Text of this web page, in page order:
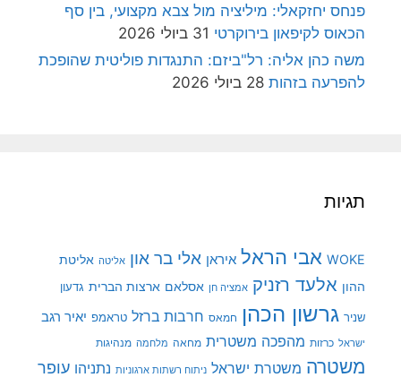
פנחס יחזקאלי: מיליציה מול צבא מקצועי, בין סף
הכאוס לקיפאון בירוקרטי 31 ביולי 2026
משה כהן אליה: רל"ביזם: התנגדות פוליטית שהופכת
להפרעה בזהות 28 ביולי 2026
תגיות
WOKE אבי הראל איראן אלי בר און אליטה אליטת
ההון אלעד רזניק אמציה חן אסלאם ארצות הברית גדעון
שניר גרשון הכהן חמאס חרבות ברזל טראמפ יאיר רגב
ישראל כרזות מהפכה משטרית מחאה מלחמה מנהיגות
משטרה משטרת ישראל ניתוח רשתות ארגוניות נתניהו עופר